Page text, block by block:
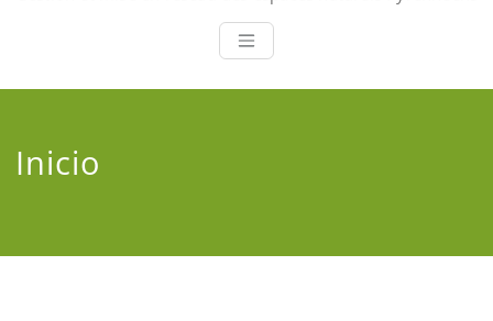
Inicio